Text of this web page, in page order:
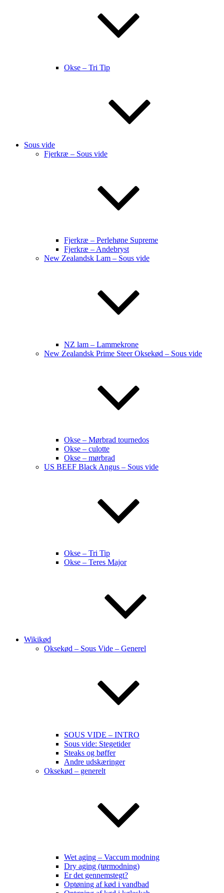
Okse – Tri Tip
Sous vide
Fjerkræ – Sous vide
Fjerkræ – Perlehøne Supreme
Fjerkræ – Andebryst
New Zealandsk Lam – Sous vide
NZ lam – Lammekrone
New Zealandsk Prime Steer Oksekød – Sous vide
Okse – Mørbrad tournedos
Okse – culotte
Okse – mørbrad
US BEEF Black Angus – Sous vide
Okse – Tri Tip
Okse – Teres Major
Wikikød
Oksekød – Sous Vide – Generel
SOUS VIDE – INTRO
Sous vide: Stegetider
Steaks og bøffer
Andre udskæringer
Oksekød – generelt
Wet aging – Vaccum modning
Dry aging (tørmodning)
Er det gennemstegt?
Optøning af kød i vandbad